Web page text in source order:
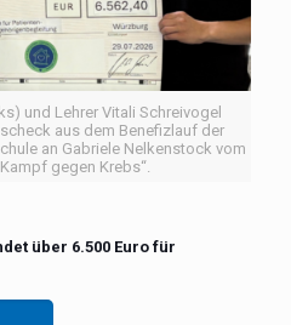
und Lehrer Vitali Schreivogel
aus dem Benefizlauf der
an Gabriele Nelkenstock vom
gegen Krebs“.
über 6.500 Euro für